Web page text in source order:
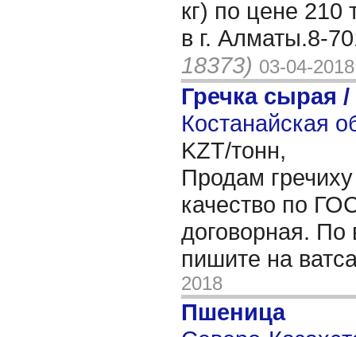
кг) по цене 210
в г. Алматы.8-
18373) 03-04-2018
Гречка сырая /
Костанайская
KZT/тонн,
Продам
качество по
договорная.
пишите на
2018
Пшеница